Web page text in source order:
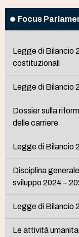
Focus
Legge di Bilancio
costituzionali
Legge di Bilancio
Dossier sulla
delle carriere
Legge di Bilancio
Disciplina
sviluppo 2024 –
Legge di Bilancio
Le attività